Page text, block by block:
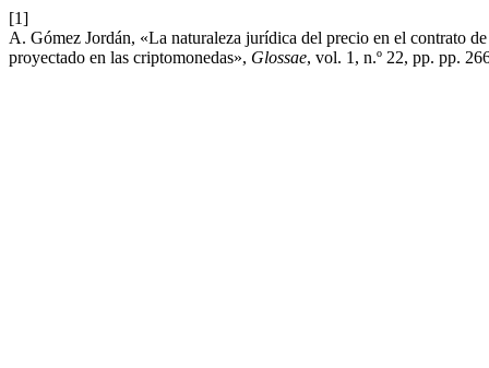
[1]
A. Gómez Jordán, «La naturaleza jurídica del precio en el contrato
proyectado en las criptomonedas», Glossae, vol. 1, n.º 22, pp. pp.